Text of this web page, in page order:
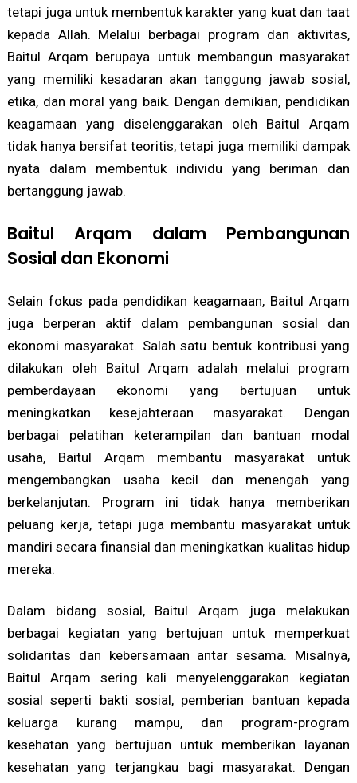
tetapi juga untuk membentuk karakter yang kuat dan taat
kepada Allah. Melalui berbagai program dan aktivitas,
Baitul Arqam berupaya untuk membangun masyarakat
yang memiliki kesadaran akan tanggung jawab sosial,
etika, dan moral yang baik. Dengan demikian, pendidikan
keagamaan yang diselenggarakan oleh Baitul Arqam
tidak hanya bersifat teoritis, tetapi juga memiliki dampak
nyata dalam membentuk individu yang beriman dan
bertanggung jawab.
Baitul Arqam dalam Pembangunan
Sosial dan Ekonomi
Selain fokus pada pendidikan keagamaan, Baitul Arqam
juga berperan aktif dalam pembangunan sosial dan
ekonomi masyarakat. Salah satu bentuk kontribusi yang
dilakukan oleh Baitul Arqam adalah melalui program
pemberdayaan ekonomi yang bertujuan untuk
meningkatkan kesejahteraan masyarakat. Dengan
berbagai pelatihan keterampilan dan bantuan modal
usaha, Baitul Arqam membantu masyarakat untuk
mengembangkan usaha kecil dan menengah yang
berkelanjutan. Program ini tidak hanya memberikan
peluang kerja, tetapi juga membantu masyarakat untuk
mandiri secara finansial dan meningkatkan kualitas hidup
mereka.
Dalam bidang sosial, Baitul Arqam juga melakukan
berbagai kegiatan yang bertujuan untuk memperkuat
solidaritas dan kebersamaan antar sesama. Misalnya,
Baitul Arqam sering kali menyelenggarakan kegiatan
sosial seperti bakti sosial, pemberian bantuan kepada
keluarga kurang mampu, dan program-program
kesehatan yang bertujuan untuk memberikan layanan
kesehatan yang terjangkau bagi masyarakat. Dengan